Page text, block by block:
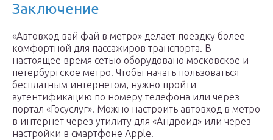
Заключение
«Автовход вай фай в метро» делает поездку более
комфортной для пассажиров транспорта. В
настоящее время сетью оборудовано московское и
петербургское метро. Чтобы начать пользоваться
бесплатным интернетом, нужно пройти
аутентификацию по номеру телефона или через
портал «Госуслуг». Можно настроить автовход в метро
в интернет через утилиту для «Андроид» или через
настройки в смартфоне Apple.